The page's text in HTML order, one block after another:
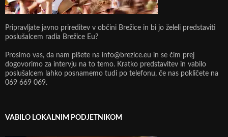
Pripravljate javno prireditev v občini Brežice in bi jo želeli predstaviti
poslušalcem radia Brežice Eu?
Prosimo vas, da nam pišete na info@brezice.eu in se čim prej
dogovorimo za intervju na to temo. Kratko predstavitev in vabilo
poslušalcem lahko posnamemo tudi po telefonu, če nas pokličete na
069 669 069.
VABILO LOKALNIM PODJETNIKOM